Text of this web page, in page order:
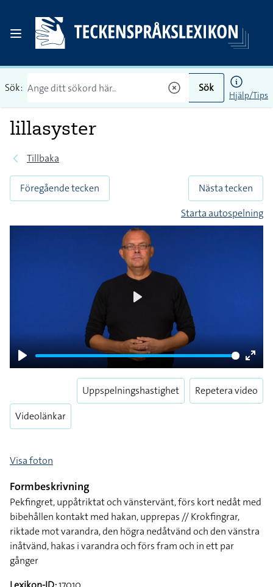
Sök: Sök
Hjälp/Tips
lillasyster
Tillbaka
Föregående tecken
Nästa tecken
Starta autospelning
Play
Enter
Videolänkar
Uppspelningshastighet Repetera video
Visa foton
Formbeskrivning
Pekfingret, uppåtriktat och vänstervänt, förs kort nedåt med
bibehållen kontakt med hakan, upprepas // Krokfingrar,
riktade mot varandra, den högra nedåtvänd och den vänstra
inåtvänd, hakas i varandra och förs fram och in ett par
gånger